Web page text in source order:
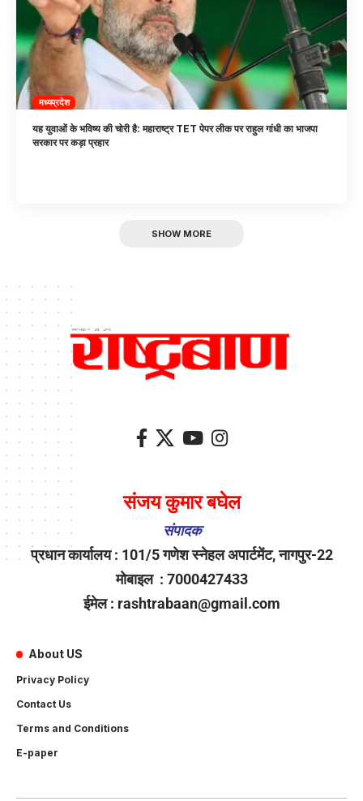
मध्यप्रदेश
यह युवाओं के भविष्य की चोरी है: महाराष्ट्र TET पेपर लीक पर राहुल गांधी का भाजपा
सरकार पर कड़ा प्रहार
SHOW MORE
संजय कुमार बघेल
संपादक
प्रधान कार्यालय : 101/5 गणेश स्नेहल अपार्टमेंट, नागपुर-22
मोबाइल : 7000427433
ईमेल : rashtrabaan@gmail.com
About US
Privacy Policy
Contact Us
Terms and Conditions
E-paper